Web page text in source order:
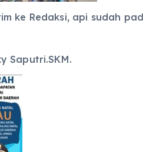
ke Redaksi, api sudah
Saputri.SKM.